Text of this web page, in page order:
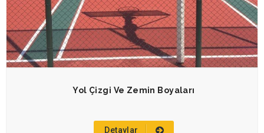
Yol Çizgi Ve Zemin Boyaları
Detaylar